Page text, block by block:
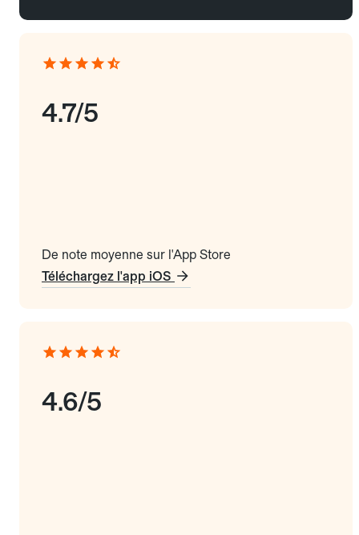
4.7/5
De note moyenne sur l'App Store
Téléchargez l'app iOS
4.6/5